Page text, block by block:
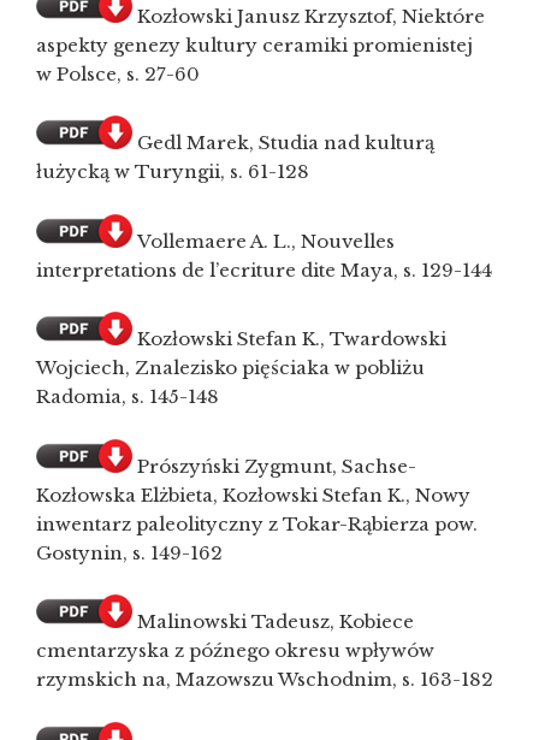
Kozłowski Janusz Krzysztof, Niektóre
aspekty genezy kultury ceramiki promienistej
w Polsce, s. 27-60
Gedl Marek, Studia nad kulturą
łużycką w Turyngii, s. 61-128
Vollemaere A. L., Nouvelles
interpretations de l’ecriture dite Maya, s. 129-144
Kozłowski Stefan K., Twardowski
Wojciech, Znalezisko pięściaka w pobliżu
Radomia, s. 145-148
Prószyński Zygmunt, Sachse-
Kozłowska Elżbieta, Kozłowski Stefan K., Nowy
inwentarz paleolityczny z Tokar-Rąbierza pow.
Gostynin, s. 149-162
Malinowski Tadeusz, Kobiece
cmentarzyska z późnego okresu wpływów
rzymskich na, Mazowszu Wschodnim, s. 163-182